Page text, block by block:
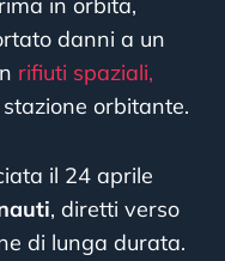
in orbita,
danni a un
rifiuti spaziali,
orbitante.
il 24 aprile
, diretti verso
di lunga durata.